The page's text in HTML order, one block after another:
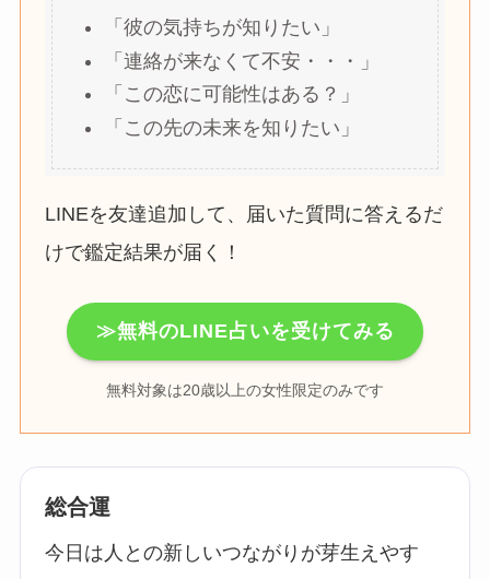
「彼の気持ちが知りたい」
「連絡が来なくて不安・・・」
「この恋に可能性はある？」
「この先の未来を知りたい」
LINEを友達追加して、届いた質問に答えるだ
けで鑑定結果が届く！
≫無料のLINE占いを受けてみる
無料対象は20歳以上の女性限定のみです
総合運
今日は人との新しいつながりが芽生えやす